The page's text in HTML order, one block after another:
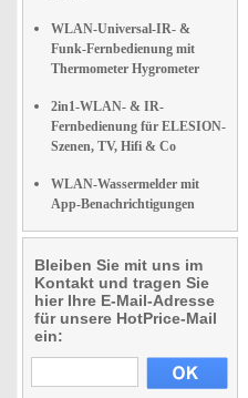
WLAN-Universal-IR- &
Funk-Fernbedienung mit
Thermometer Hygrometer
2in1-WLAN- & IR-
Fernbedienung für ELESION-
Szenen, TV, Hifi & Co
WLAN-Wassermelder mit
App-Benachrichtigungen
Bleiben Sie mit uns im
Kontakt und tragen Sie
hier Ihre E-Mail-Adresse
für unsere HotPrice-Mail
ein: